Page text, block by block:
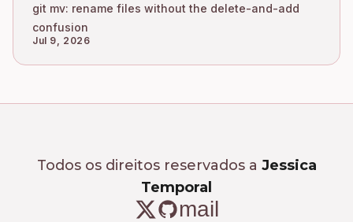
git mv: rename files without the delete-and-add
confusion
Jul 9, 2026
Todos os direitos reservados a Jessica
Temporal
mail